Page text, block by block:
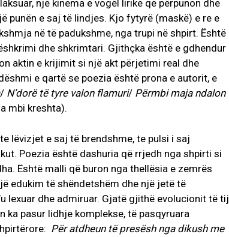
një kinema e vogël lirike që përpunon dhe
punën e saj të lindjes. Kjo fytyrë (maskë) e re e
në të padukshme, nga trupi në shpirt. Është
dhe shkrimtari. Gjithçka është e gdhendur
aktin e krijimit si një akt përjetimi real dhe
e qartë se poezia është prona e autorit, e
/ N’dorë të tyre valon flamuri/ Përmbi maja ndalon
mbi kreshta).
lëvizjet e saj të brendshme, te pulsi i saj
Poezia është dashuria që rrjedh nga shpirti si
Është malli që buron nga thellësia e zemrës
edukim të shëndetshëm dhe një jetë të
lexuar dhe admiruar. Gjatë gjithë evolucionit të tij
ka pasur lidhje komplekse, të pasqyruara
Për atdheun të presësh nga dikush me